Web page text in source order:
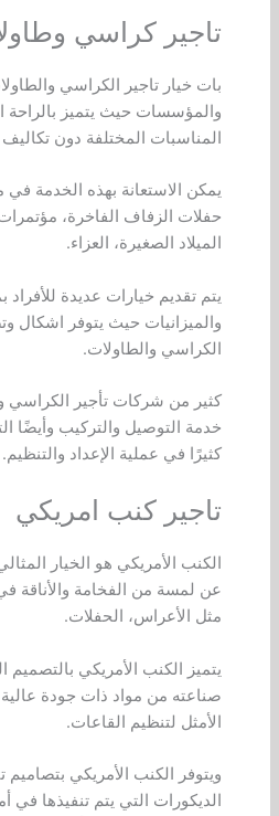
تاجير كراسي
بات خيار تاجير الكراسي
والمؤسسات حيث يتميز بالراحة
المناسبات المختلفة دون
يمكن الاستعانة بهذه الخدمة
حفلات الزفاف الفاخرة، مؤتمرات
الميلاد الصغيرة، العزاء.
يتم تقديم خيارات عديدة للأفراد
والميزانيات حيث يتوفر اشكال
الكراسي والطاولات.
كثير من شركات تأجير الكراسي
خدمة التوصيل والتركيب وأيضًا
كثيرًا في عملية الإعداد والتنظيم.
تاجير كنب امريكي
الكنب الأمريكي هو الخيار
عن لمسة من الفخامة والأناقة
مثل الأعراس، الحفلات.
يتميز الكنب الأمريكي
صناعته من مواد ذات جودة عالية
الأمثل لتنظيم القاعات.
ويتوفر الكنب الأمريكي
الديكورات التي يتم تنفيذها في